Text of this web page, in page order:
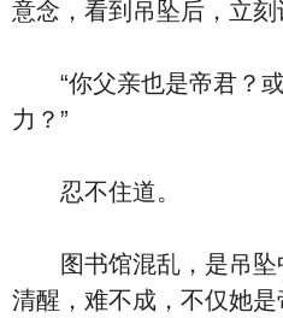
意念，看到吊坠后，立刻
“你父亲也是帝君？或
力？”
忍不住道。
图书馆混乱，是吊坠
清醒，难不成，不仅她